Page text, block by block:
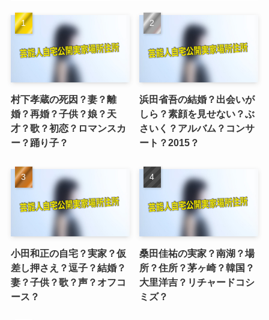
村下孝蔵の死因？妻？離
婚？再婚？子供？娘？天
才？歌？初恋？ロマンスカ
ー？踊り子？
浜田省吾の結婚？出会いが
しら？素顔を見せない？ぶ
さいく？アルバム？コンサ
ート？2015？
小田和正の自宅？実家？仮
差し押さえ？逗子？結婚？
妻？子供？歌？声？オフコ
ース？
桑田佳祐の実家？南湖？場
所？住所？茅ヶ崎？韓国？
大里洋吉？リチャードコシ
ミズ？